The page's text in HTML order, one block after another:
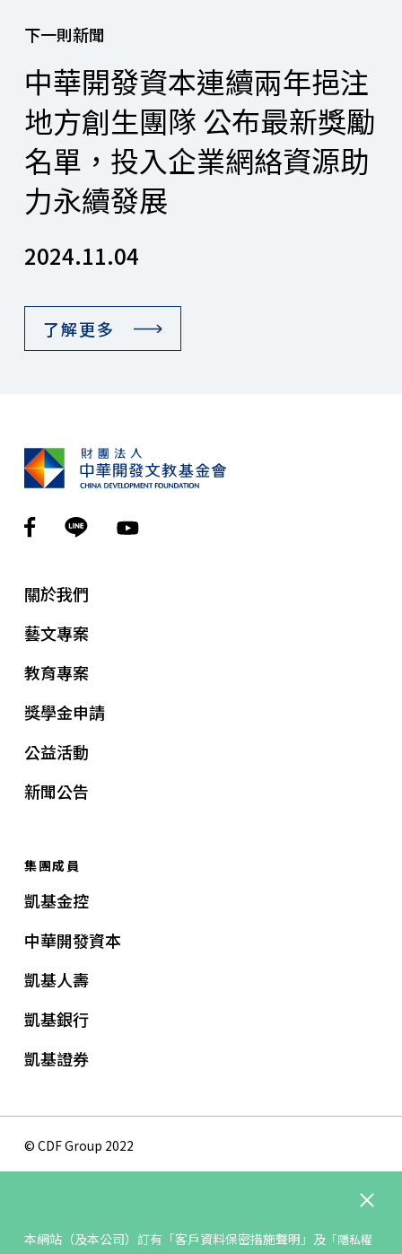
下一則新聞
中華開發資本連續兩年挹注
地方創生團隊 公布最新獎勵
名單，投入企業網絡資源助
力永續發展
2024.11.04
了解更多
本網站（及本公司）訂有 「客戶資料保密措施聲明」 及「隱私權
關於我們
藝文專案
教育專案
獎學金申請
公益活動
新聞公告
集團成員
凱基金控
中華開發資本
凱基人壽
凱基銀行
凱基證券
© CDF Group 2022
網站地圖